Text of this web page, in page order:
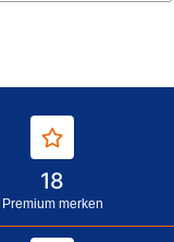
18
Premium merken